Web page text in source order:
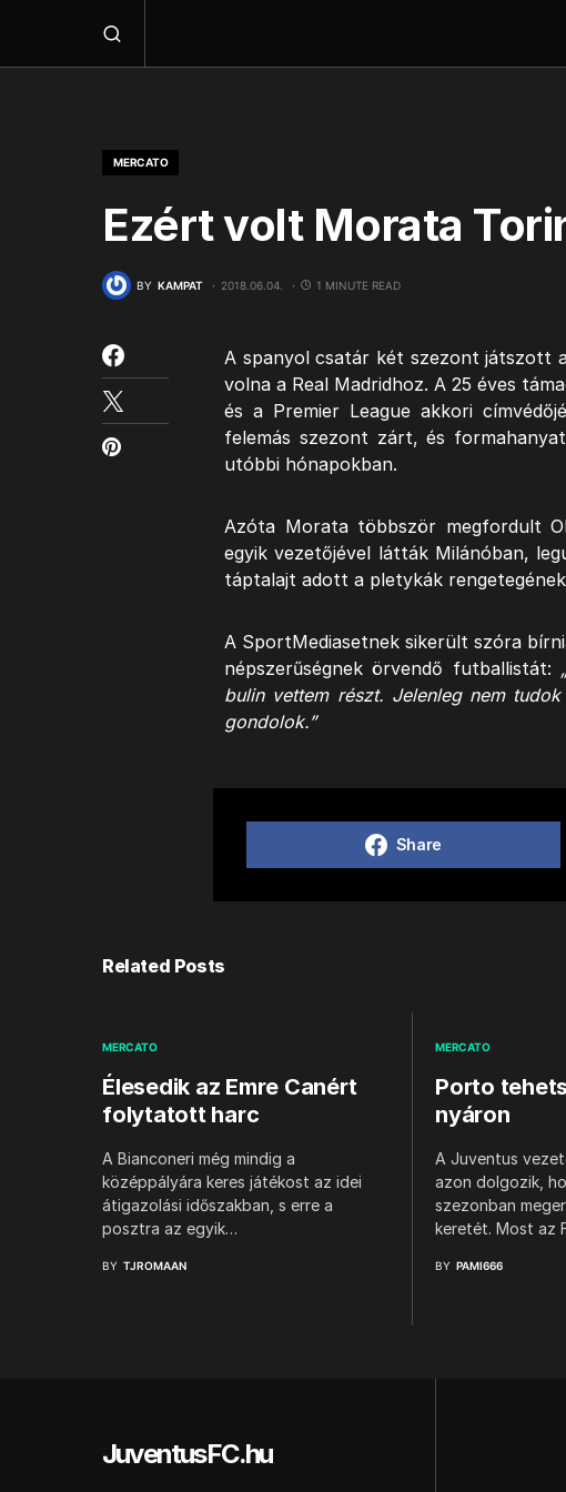
MERCATO
Ezért volt Morata
BY KAMPAT 2018.06.04. 1 MINUTE READ
A spanyol csatár két szezont játszott
volna a Real Madridhoz. A 25 éves
és a Premier League akkori
felemás szezont zárt, és
utóbbi hónapokban.
Azóta Morata többször megfordult
egyik vezetőjével látták Milánóban,
táptalajt adott a pletykák
A SportMediasetnek sikerült szóra
népszerűségnek örvendő futballistát:
bulin vettem részt. Jelenleg nem
gondolok.”
Share
Related Posts
MERCATO
Élesedik az Emre Canért
folytatott harc
A Bianconeri még mindig a
középpályára keres játékost az idei
átigazolási időszakban, s erre a
posztra az egyik…
BY TJROMAAN
MERCATO
Porto
nyáron
A Juventus
azon dolgozik,
szezonban
keretét. Most az
BY PAMI666
JuventusFC.hu